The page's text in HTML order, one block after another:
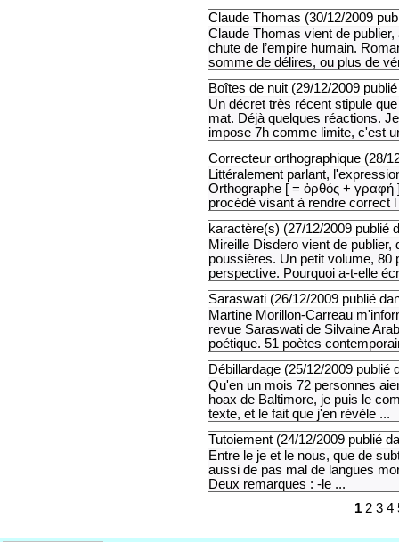
Claude Thomas (30/12/2009
Claude Thomas vient de
chute de l’empire humain.
somme de délires, ou plus de
Boîtes de nuit (29/12/2009
Un décret très récent stipule
mat. Déjà quelques réactions.
impose 7h comme limite, c'est
Correcteur orthographique (28/
Littéralement parlant,
Orthographe [ = ὀρθός +
procédé visant à rendre correct l
karactère(s) (27/12/2009 publié
Mireille Disdero vient de
poussières. Un petit volume, 80
perspective. Pourquoi a-t-elle
Saraswati (26/12/2009 publié
Martine Morillon-Carreau
revue Saraswati de Silvaine
poétique. 51 poètes
Débillardage (25/12/2009 publié
Qu'en un mois 72 personnes
hoax de Baltimore, je puis le
texte, et le fait que j'en révèle ...
Tutoiement (24/12/2009 publié
Entre le je et le nous, que de
aussi de pas mal de langues
Deux remarques : -le ...
1 2 3 4